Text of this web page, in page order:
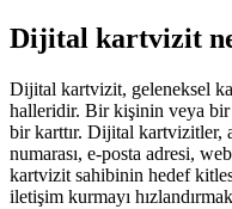
Dijital kartvizit
Dijital kartvizit, geleneksel
halleridir. Bir kişinin veya
bir karttır. Dijital kartvizitler,
numarası, e-posta adresi,
kartvizit sahibinin hedef
iletişim kurmayı